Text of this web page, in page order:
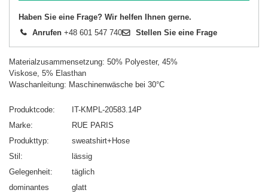
Haben Sie eine Frage? Wir helfen Ihnen gerne.
Anrufen +48 601 547 740 Stellen Sie eine Frage
Materialzusammensetzung: 50% Polyester, 45%
Viskose, 5% Elasthan
Waschanleitung: Maschinenwäsche bei 30°C
Produktcode
IT-KMPL-20583.14P
Marke
RUE PARIS
Produkttyp
sweatshirt+Hose
Stil
lässig
Gelegenheit
täglich
dominantes
glatt